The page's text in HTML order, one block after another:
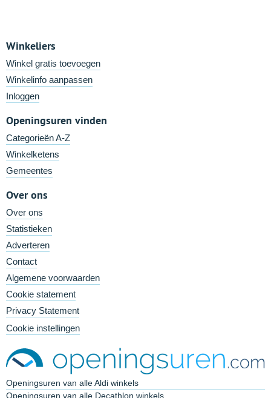
Winkeliers
Winkel gratis toevoegen
Winkelinfo aanpassen
Inloggen
Openingsuren vinden
Categorieën A-Z
Winkelketens
Gemeentes
Over ons
Over ons
Statistieken
Adverteren
Contact
Algemene voorwaarden
Cookie statement
Privacy Statement
Cookie instellingen
Openingsuren van alle Aldi winkels
Openingsuren van alle Decathlon winkels